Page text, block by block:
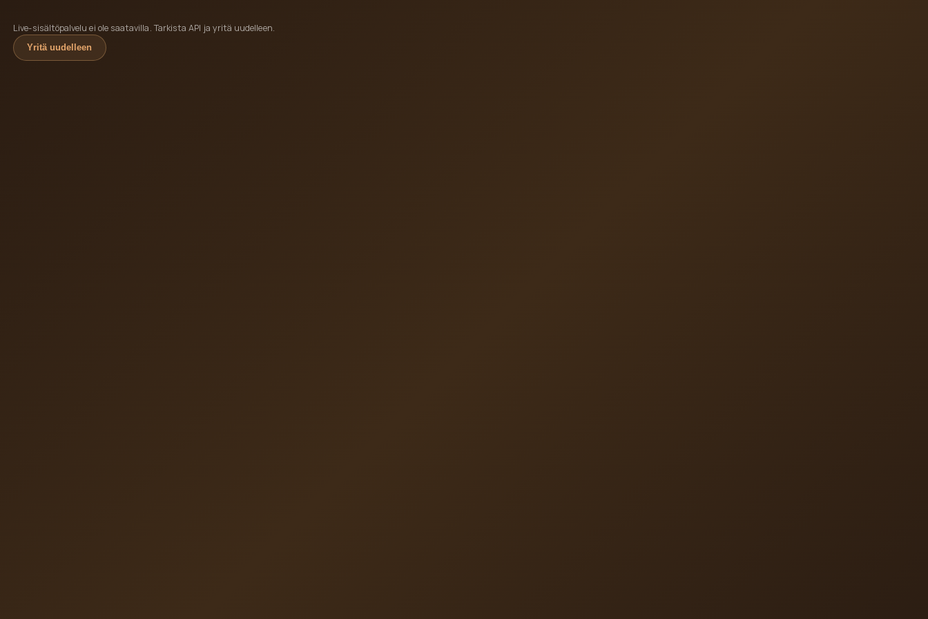
Live-sisältöpalvelu ei ole saatavilla. Tarkista API ja yritä uudelleen.
Yritä uudelleen